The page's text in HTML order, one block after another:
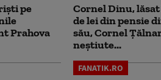
pe
Prahova
Cornel Dinu,
de lei din pensie
său, Cornel
neștiute...
FANATIK.RO